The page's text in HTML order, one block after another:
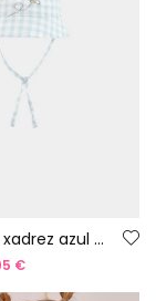
Gorro bebé xadrez azul e branco
€